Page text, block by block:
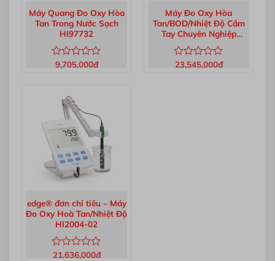
Máy Quang Đo Oxy Hòa
Tan Trong Nước Sạch
HI97732
Được
sao
9,705,000đ
Máy Đo Oxy Hòa
Tan/BOD/Nhiệt Độ Cầm
Tay Chuyên Nghiệp
HI98193
Được
23,545,000đ
edge® đơn chỉ tiêu – Máy
Đo Oxy Hoà Tan/Nhiệt Độ
HI2004-02
Được
21,636,000đ